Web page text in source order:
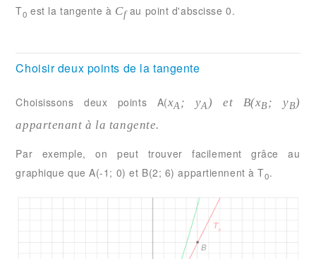
T0 est la tangente à Cfau point d'abscisse 0.
Choisir deux points de la tangente
Choisissons deux points A(xA ; yA) et B(xB ; yB)
appartenant à la tangente.
Par exemple, on peut trouver facilement grâce au
graphique que A(-1; 0) et B(2; 6) appartiennent à T0.